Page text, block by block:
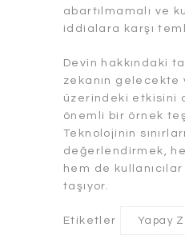
abartılmamalı ve
iddialara karşı
Devin hakkındaki
zekanın gelecekte
üzerindeki etkisini
önemli bir örnek
Teknolojinin
değerlendirmek,
hem de
taşıyor.
Etiketler Yapay